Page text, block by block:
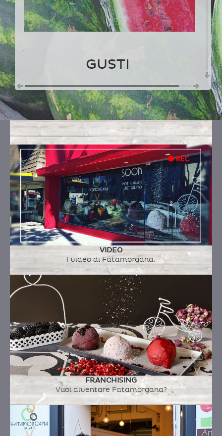
.
GUSTI
ANGURIA
Ingredienti:anguria, zucchero, acqua
ANGURIA, GIN, ZUCCHERO DI CANNA &
SALE MALDON
Ingredienti:anguria, zucchero, zucchero di
canna, gin, sale maldon
VIDEO
I video di Fatamorgana.
FRANCHISING
Vuoi diventare Fatamorgana?